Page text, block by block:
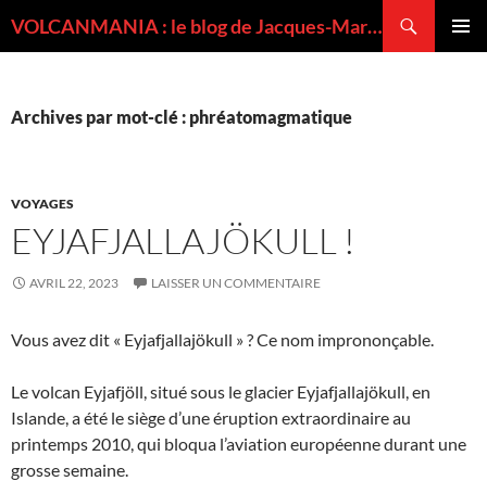
VOLCANMANIA : le blog de Jacques-Marie BARDINTZEFF, volcanologue
Archives par mot-clé : phréatomagmatique
VOYAGES
EYJAFJALLAJÖKULL !
AVRIL 22, 2023 LAISSER UN COMMENTAIRE
Vous avez dit « Eyjafjallajökull » ? Ce nom imprononçable.
Le volcan Eyjafjöll, situé sous le glacier Eyjafjallajökull, en
Islande, a été le siège d’une éruption extraordinaire au
printemps 2010, qui bloqua l’aviation européenne durant une
grosse semaine.